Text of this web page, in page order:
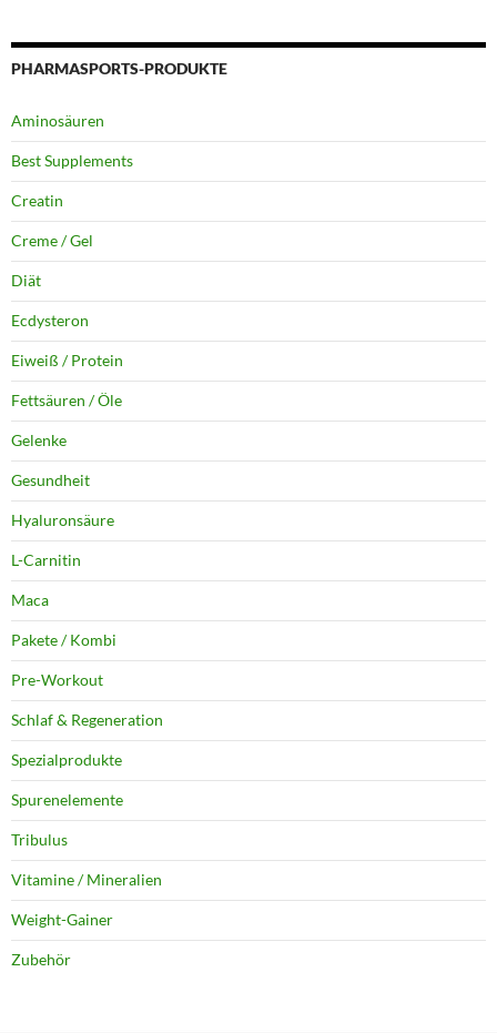
PHARMASPORTS-PRODUKTE
Aminosäuren
Best Supplements
Creatin
Creme / Gel
Diät
Ecdysteron
Eiweiß / Protein
Fettsäuren / Öle
Gelenke
Gesundheit
Hyaluronsäure
L-Carnitin
Maca
Pakete / Kombi
Pre-Workout
Schlaf & Regeneration
Spezialprodukte
Spurenelemente
Tribulus
Vitamine / Mineralien
Weight-Gainer
Zubehör